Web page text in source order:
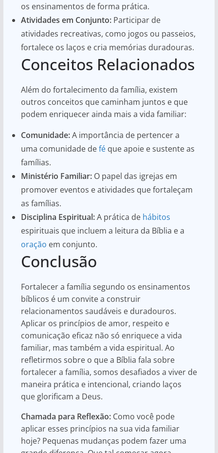
os ensinamentos de forma prática.
Atividades em Conjunto:Participar de
atividades recreativas, como jogos ou passeios,
fortalece os laços e cria memórias duradouras.
Conceitos Relacionados
Além do fortalecimento da família, existem
outros conceitos que caminham juntos e que
podem enriquecer ainda mais a vida familiar:
Comunidade:A importância de pertencer a
uma comunidade deféque apoie e sustente as
famílias.
Ministério Familiar:O papel das igrejas em
promover eventos e atividades que fortaleçam
as famílias.
Disciplina Espiritual:A prática de hábitos
espirituais que incluem a leitura da Bíblia e a
oração em conjunto.
Conclusão
Fortalecer a família segundo os ensinamentos
bíblicos é um convite a construir
relacionamentos saudáveis e duradouros.
Aplicar os princípios de amor, respeito e
comunicação eficaz não só enriquece a vida
familiar, mas também a vida espiritual. Ao
refletirmos sobre o que a Bíblia fala sobre
fortalecer a família, somos desafiados a viver de
maneira prática e intencional, criando laços
que glorificam a Deus.
Chamada para Reflexão:Como você pode
aplicar esses princípios na sua vida familiar
hoje? Pequenas mudanças podem fazer uma